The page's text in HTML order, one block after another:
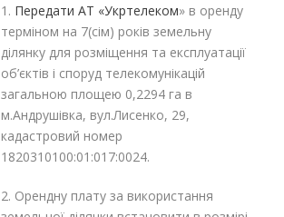
1. Передати АТ «Укртелеком» в оренду
терміном на 7(сім) років земельну
ділянку для розміщення та експлуатації
об’єктів і споруд телекомунікацій
загальною площею 0,2294 га в
м.Андрушівка, вул.Лисенко, 29,
кадастровий номер
1820310100:01:017:0024.
2. Орендну плату за використання